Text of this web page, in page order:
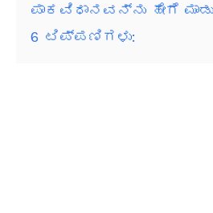
ಪಾಕವಿಧಾನವನ್ನು ಹೇಗೆ
6 ಟಿಪ್ಪಣಿಗಳು: